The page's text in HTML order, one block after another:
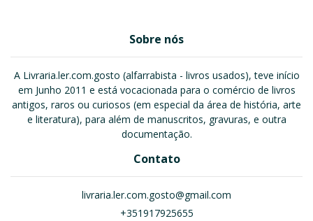
Sobre nós
A Livraria.ler.com.gosto (alfarrabista - livros usados), teve início
em Junho 2011 e está vocacionada para o comércio de livros
antigos, raros ou curiosos (em especial da área de história, arte
e literatura), para além de manuscritos, gravuras, e outra
documentação.
Contato
livraria.ler.com.gosto@gmail.com
+351917925655